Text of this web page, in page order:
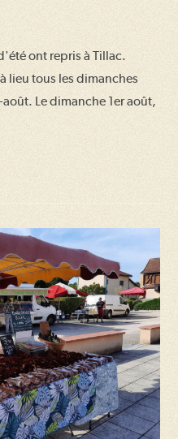
ont repris à Tillac.
lieu tous les dimanches
Le dimanche 1er août,